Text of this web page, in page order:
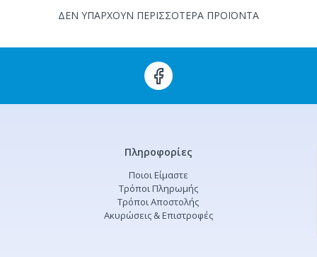
ΔΕΝ ΥΠΑΡΧΟΥΝ ΠΕΡΙΣΣΟΤΕΡΑ ΠΡΟΪΟΝΤΑ
Πληροφορίες
Ποιοι Είμαστε
Τρόποι Πληρωμής
Τρόποι Αποστολής
Ακυρώσεις & Επιστροφές